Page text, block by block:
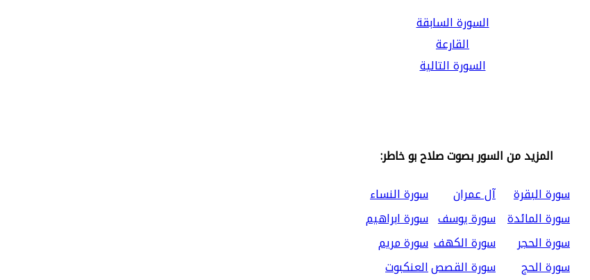
السورة السابقة
القارعة
السورة التالية
المزيد من السور بصوت صلاح بو خاطر:
سورة البقرة
آل عمران
سورة النساء
سورة المائدة سورة يوسف سورة ابراهيم
سورة الحجر
سورة الكهف سورة مريم
سورة الحج
سورة القصصالعنكبوت